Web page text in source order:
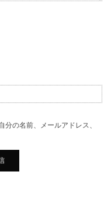
の名前、メールアドレス、